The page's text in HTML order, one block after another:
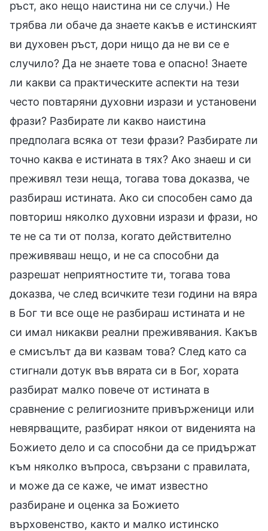
ръст, ако нещо наистина ни се случи.) Не
трябва ли обаче да знаете какъв е истинският
ви духовен ръст, дори нищо да не ви се е
случило? Да не знаете това е опасно! Знаете
ли какви са практическите аспекти на тези
често повтаряни духовни изрази и установени
фрази? Разбирате ли какво наистина
предполага всяка от тези фрази? Разбирате ли
точно каква е истината в тях? Ако знаеш и си
преживял тези неща, тогава това доказва, че
разбираш истината. Ако си способен само да
повториш няколко духовни изрази и фрази, но
те не са ти от полза, когато действително
преживяваш нещо, и не са способни да
разрешат неприятностите ти, тогава това
доказва, че след всичките тези години на вяра
в Бог ти все още не разбираш истината и не
си имал никакви реални преживявания. Какъв
е смисълът да ви казвам това? След като са
стигнали дотук във вярата си в Бог, хората
разбират малко повече от истината в
сравнение с религиозните привърженици или
невярващите, разбират някои от виденията на
Божието дело и са способни да се придържат
към няколко въпроса, свързани с правилата,
и може да се каже, че имат известно
разбиране и оценка за Божието
върховенство, както и малко истинско